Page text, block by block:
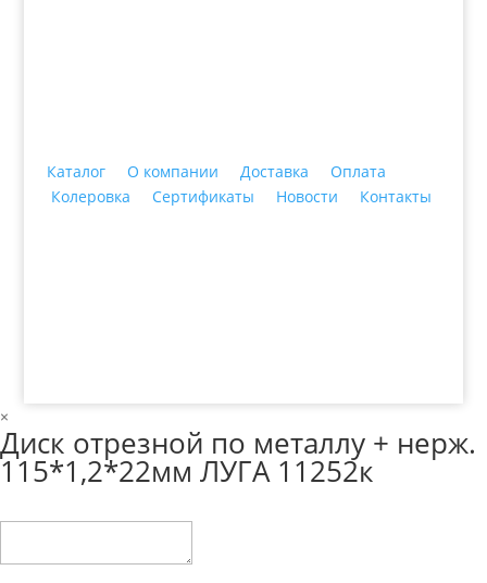
Каталог О компании Доставка
Оплата
Колеровка
Сертификаты Новости Контакты
×
Диск отрезной по металлу + нерж.
115*1,2*22мм ЛУГА 11252к